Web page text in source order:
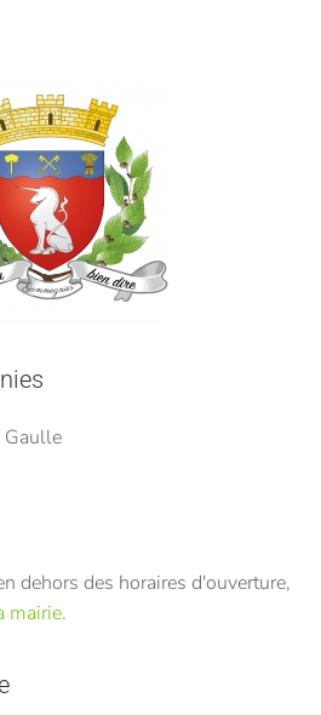
Gaulle
dehors des horaires d'ouverture,
mairie.